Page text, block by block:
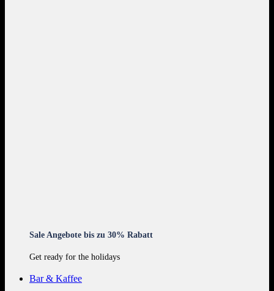
Sale Angebote bis zu 30% Rabatt
Get ready for the holidays
Bar & Kaffee